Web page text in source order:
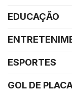
EDUCAÇÃO
ESPORTES
GOL DE